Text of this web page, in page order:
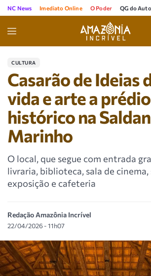
NC News Imediato Online O Poder QG do
CULTURA
Casarão de Ideias
vida e arte a prédio
histórico na
Marinho
O local, que segue com entrada
livraria, biblioteca, sala de cinema,
exposição e cafeteria
Redação Amazônia Incrível
22/04/2026 - 11h07